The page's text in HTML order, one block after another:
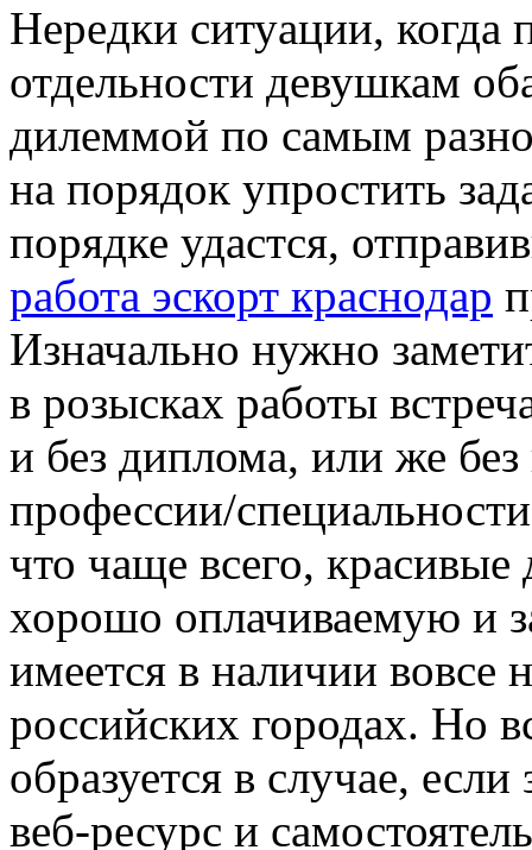
Нeрeдки ситуaции, когда
отдельности девушкам
дилеммой по самым
на порядок упростить
порядке удастся,
работа эскорт краснодар
Изначально нужно
в розысках работы
и без диплома, или же
профессии/
что чаще всего,
хорошо оплачиваемую и
имеется в наличии вовсе
российских городах. Но
образуется в случае,
веб-ресурс и